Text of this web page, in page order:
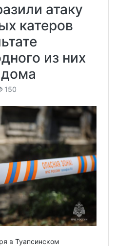
атаку
катеров
из них
150
в Туапсинском